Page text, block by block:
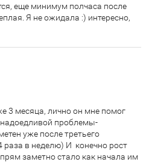
еще минимум полчаса после
Я не ожидала :) интересно,
3 месяца, лично он мне помог
проблемы-
уже после третьего
раза в неделю) И конечно рост
заметно стало как начала им